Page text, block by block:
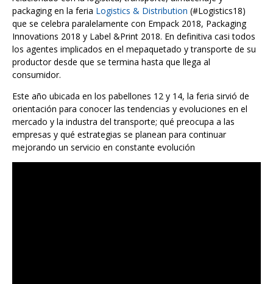
packaging en la feria Logistics & Distribution (#Logistics18)
que se celebra paralelamente con Empack 2018, Packaging
Innovations 2018 y Label &Print 2018. En definitiva casi todos
los agentes implicados en el mepaquetado y transporte de su
productor desde que se termina hasta que llega al
consumidor.
Este año ubicada en los pabellones 12 y 14, la feria sirvió de
orientación para conocer las tendencias y evoluciones en el
mercado y la industra del transporte; qué preocupa a las
empresas y qué estrategias se planean para continuar
mejorando un servicio en constante evolución